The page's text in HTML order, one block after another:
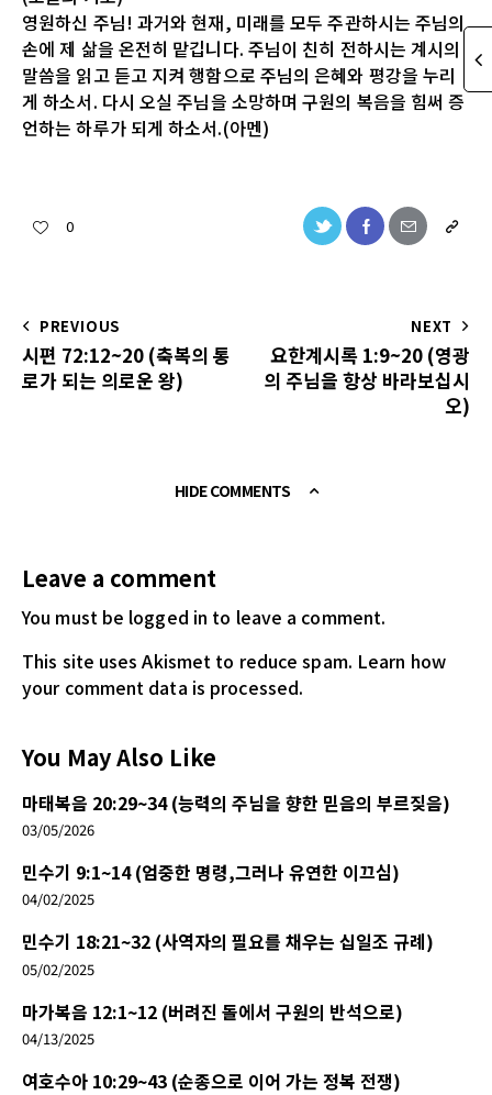
영원하신 주님! 과거와 현재, 미래를 모두 주관하시는 주님의
손에 제 삶을 온전히 맡깁니다. 주님이 친히 전하시는 계시의
말씀을 읽고 듣고 지켜 행함으로 주님의 은혜와 평강을 누리
게 하소서. 다시 오실 주님을 소망하며 구원의 복음을 힘써 증
언하는 하루가 되게 하소서.(아멘)
0
PREVIOUS
시편 72:12~20 (축복의 통
로가 되는 의로운 왕)
NEXT
요한계시록 1:9~20 (영광
의 주님을 항상 바라보십시
오)
HIDE COMMENTS
Leave a comment
You must be logged in to leave a comment.
This site uses Akismet to reduce spam. Learn how
your comment data is processed.
You May Also Like
마태복음 20:29~34 (능력의 주님을 향한 믿음의 부르짖음)
03/05/2026
민수기 9:1~14 (엄중한 명령,그러나 유연한 이끄심)
04/02/2025
민수기 18:21~32 (사역자의 필요를 채우는 십일조 규례)
05/02/2025
마가복음 12:1~12 (버려진 돌에서 구원의 반석으로)
04/13/2025
여호수아 10:29~43 (순종으로 이어 가는 정복 전쟁)